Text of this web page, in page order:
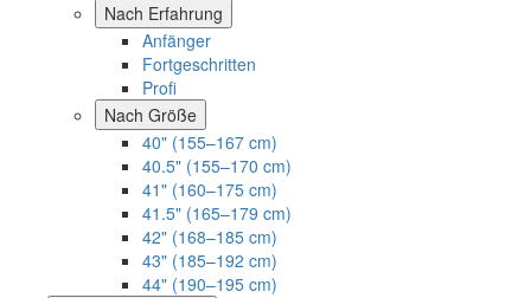
Nach Erfahrung
Anfänger
Fortgeschritten
Profi
Nach Größe
40" (155–167 cm)
40.5" (155–170 cm)
41" (160–175 cm)
41.5" (165–179 cm)
42" (168–185 cm)
43" (185–192 cm)
44" (190–195 cm)